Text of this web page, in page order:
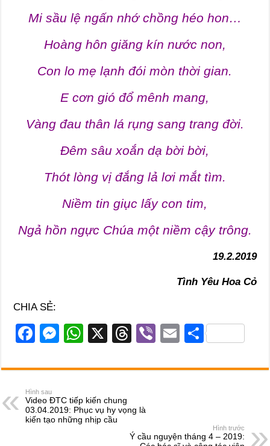
Mi sầu lệ ngấn nhớ chồng héo hon…
Hoàng hôn giăng kín nước non,
Con lo mẹ lạnh đói mòn thời gian.
E cơn gió đổ mênh mang,
Vàng đau thân lá rụng sang trang đời.
Đêm sâu xoắn dạ bời bời,
Thót lòng vị đắng lả lơi mắt tìm.
Niềm tin giục lấy con tim,
Ngả hồn ngực Chúa một niềm cậy trông.
19.2.2019
Tình Yêu Hoa Cỏ
CHIA SẺ:
F
c
e
b
o
M
ss
n
g
W
at
A
p
X
T
e
d
s
Vi
er
E
ail
S
ar
Hình sau
Video ĐTC tiếp kiến chung
03.04.2019: Phục vụ hy vọng là
kiến tạo những nhịp cầu
Hình trước
Ý cầu nguyện tháng 4 – 2019: